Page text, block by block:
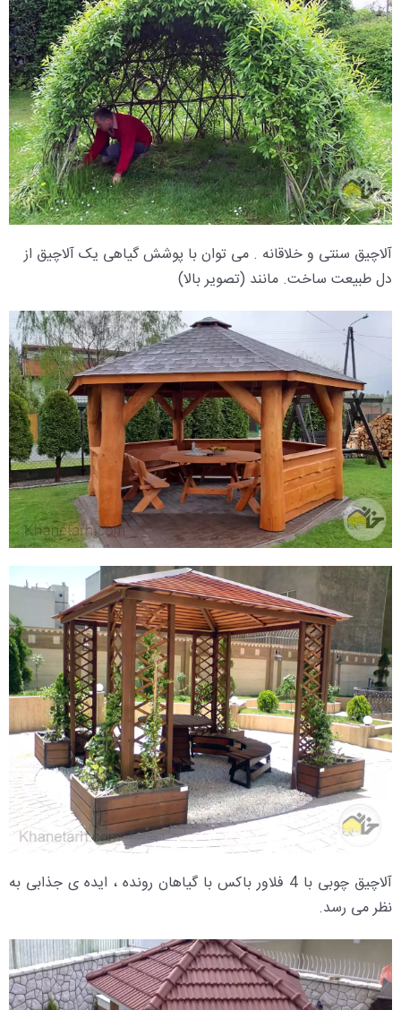
آلاچیق سنتی و خلاقانه . می توان با پوشش گیاهی یک آلاچیق از
دل طبیعت ساخت. مانند (تصویر بالا)
آلاچیق چوبی با 4 فلاور باکس با گیاهان رونده ، ایده ی جذابی به
نظر می رسد.